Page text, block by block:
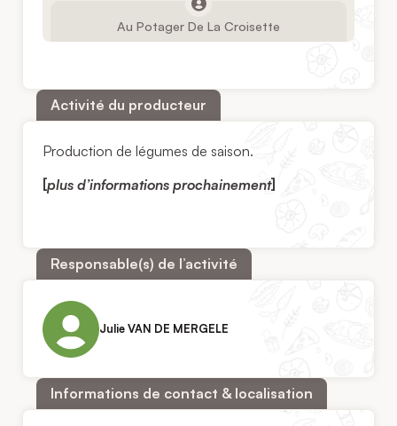
Au Potager De La Croisette
Activité du producteur
Production de légumes de saison.
[plus d’informations prochainement]
Responsable(s) de l’activité
Julie VAN DE MERGELE
Informations de contact & localisation